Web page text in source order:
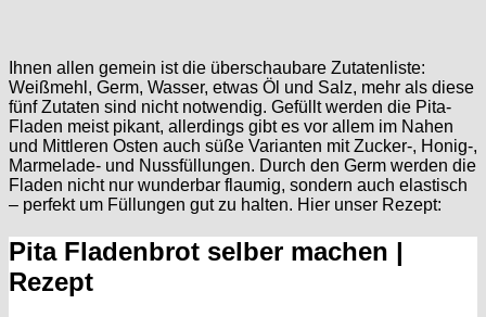
Ihnen allen gemein ist die überschaubare Zutatenliste:
Weißmehl, Germ, Wasser, etwas Öl und Salz, mehr als diese
fünf Zutaten sind nicht notwendig. Gefüllt werden die Pita-
Fladen meist pikant, allerdings gibt es vor allem im Nahen
und Mittleren Osten auch süße Varianten mit Zucker-, Honig-,
Marmelade- und Nussfüllungen. Durch den Germ werden die
Fladen nicht nur wunderbar flaumig, sondern auch elastisch
– perfekt um Füllungen gut zu halten. Hier unser Rezept:
Pita Fladenbrot selber machen |
Rezept